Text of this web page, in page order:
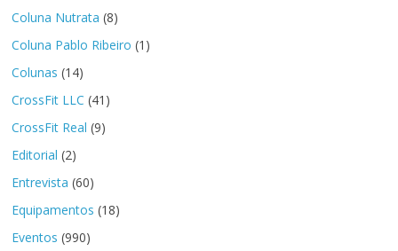
Coluna Nutrata (8)
Coluna Pablo Ribeiro (1)
Colunas (14)
CrossFit LLC (41)
CrossFit Real (9)
Editorial (2)
Entrevista (60)
Equipamentos (18)
Eventos (990)